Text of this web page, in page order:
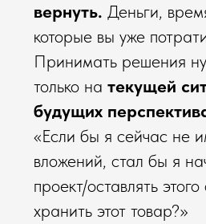
вернуть. Деньги,
которые вы уже
Принимать решения
только на текущей
будущих
«Если бы я сейчас не
вложений, стал бы я
проект/оставлять
хранить этот товар?»